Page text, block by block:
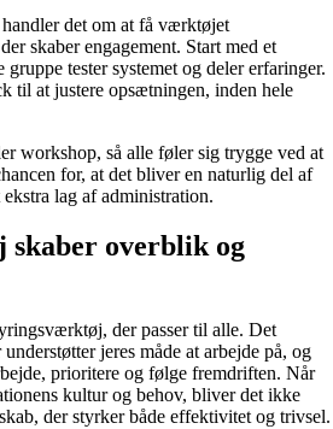
det om at få værktøjet
skaber engagement. Start med et
tester systemet og deler erfaringer.
til at justere opsætningen, inden hele
workshop, så alle føler sig trygge ved at
for, at det bliver en naturlig del af
lag af administration.
overblik og
der passer til alle. Det
jeres måde at arbejde på, og
prioritere og følge fremdriften. Når
kultur og behov, bliver det ikke
der styrker både effektivitet og trivsel.